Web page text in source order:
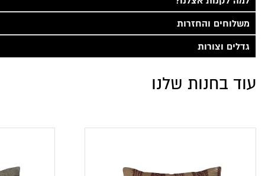
משלוחים והחזרות
גדלים וצורות
עוד בחנות שלנו